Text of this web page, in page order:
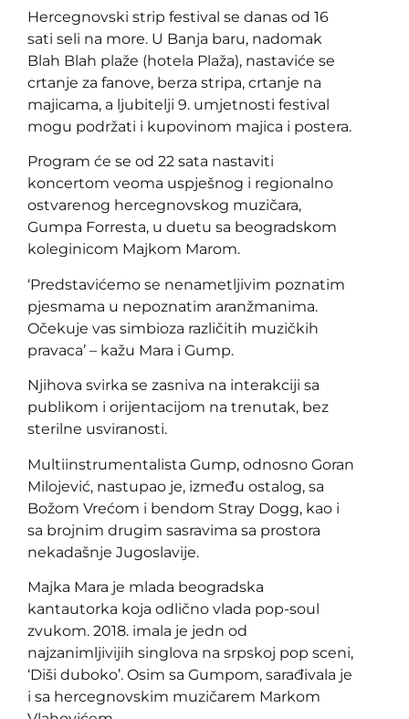
Hercegnovski strip festival se danas od 16
sati seli na more. U Banja baru, nadomak
Blah Blah plaže (hotela Plaža), nastaviće se
crtanje za fanove, berza stripa, crtanje na
majicama, a ljubitelji 9. umjetnosti festival
mogu podržati i kupovinom majica i postera.
Program će se od 22 sata nastaviti
koncertom veoma uspješnog i regionalno
ostvarenog hercegnovskog muzičara,
Gumpa Forresta, u duetu sa beogradskom
koleginicom Majkom Marom.
‘Predstavićemo se nenametljivim poznatim
pjesmama u nepoznatim aranžmanima.
Očekuje vas simbioza različitih muzičkih
pravaca’ – kažu Mara i Gump.
Njihova svirka se zasniva na interakciji sa
publikom i orijentacijom na trenutak, bez
sterilne usviranosti.
Multiinstrumentalista Gump, odnosno Goran
Milojević, nastupao je, između ostalog, sa
Božom Vrećom i bendom Stray Dogg, kao i
sa brojnim drugim sasravima sa prostora
nekadašnje Jugoslavije.
Majka Mara je mlada beogradska
kantautorka koja odlično vlada pop-soul
zvukom. 2018. imala je jedn od
najzanimljivijih singlova na srpskoj pop sceni,
‘Diši duboko’. Osim sa Gumpom, sarađivala je
i sa hercegnovskim muzičarem Markom